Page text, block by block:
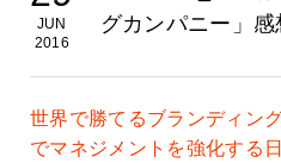
JUN
2016
グカンパニー」感
世界で勝てるブランディン
でマネジメントを強化する